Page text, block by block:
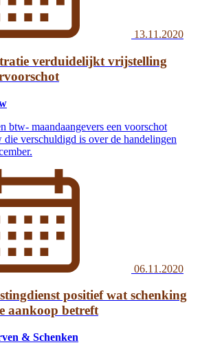
13.11.2020
verduidelijkt vrijstelling
btw- maandaangevers een voorschot
die verschuldigd is over de handelingen
06.11.2020
positief wat schenking
aankoop betreft
& Schenken